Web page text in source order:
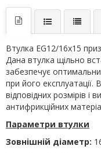
Втулка EG12/16x15
Дана втулка щільно
забезпечує
при його експлуатації.
відповідних розмірів і
антифрикційних
Параметри втулки
Зовнішній діаметр: